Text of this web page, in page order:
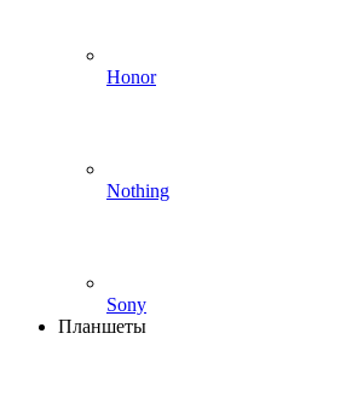
Honor
Nothing
Sony
Планшеты